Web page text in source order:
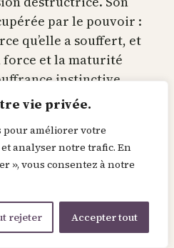
vie privée.
pour améliorer votre
analyser notre trafic. En
», vous consentez à notre
rejeter Accepter tout
par le pouvoir :
qu’elle a souffert, et
force et la maturité
instinctive.
départ elle ait eu
déconnecté de la
niveau de conscience
qui l’a faite agir de
par ses désirs